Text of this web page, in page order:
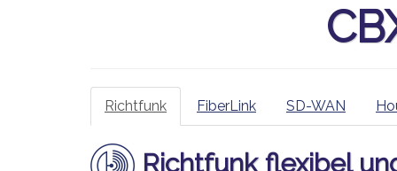
Richtfunk FiberLink SD-WAN
Richtfunk flexibel